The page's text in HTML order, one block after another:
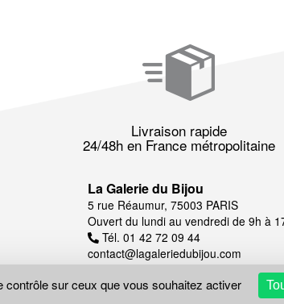
Livraison rapide
24/48h en France métropolitaine
La Galerie du Bijou
5 rue Réaumur, 75003 PARIS
Ouvert du lundi au vendredi de 9h à
Tél. 01 42 72 09 44
contact@lagaleriedubijou.com
sur ceux que vous souhaitez activer